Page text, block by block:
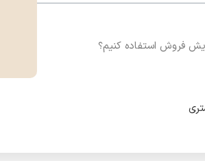
فروش استفاده کنیم؟